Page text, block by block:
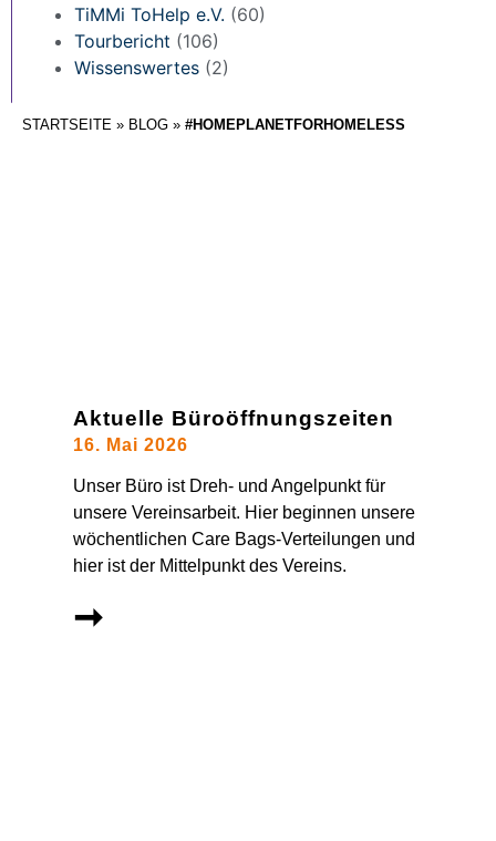
STARTSEITE » BLOG » #HOMEPLANETFORHOMELESS
Aktuelle Büroöffnungszeiten
16. Mai 2026
Unser Büro ist Dreh- und Angelpunkt für
unsere Vereinsarbeit. Hier beginnen unsere
wöchentlichen Care Bags-Verteilungen und
hier ist der Mittelpunkt des Vereins.
➞
TiMMi ToHelp e.V. (60)
Tourbericht (106)
Wissenswertes (2)